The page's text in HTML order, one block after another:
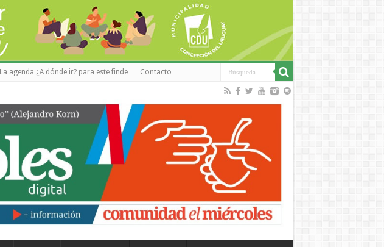
La agenda ¿A dónde ir? para este finde Contacto